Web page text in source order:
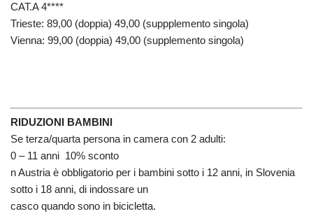
CAT.A 4****
Trieste: 89,00 (doppia) 49,00 (suppplemento singola)
Vienna: 99,00 (doppia) 49,00 (supplemento singola)
RIDUZIONI BAMBINI
Se terza/quarta persona in camera con 2 adulti:
0 – 11 anni 10% sconto
n Austria è obbligatorio per i bambini sotto i 12 anni, in Slovenia
sotto i 18 anni, di indossare un
casco quando sono in bicicletta.